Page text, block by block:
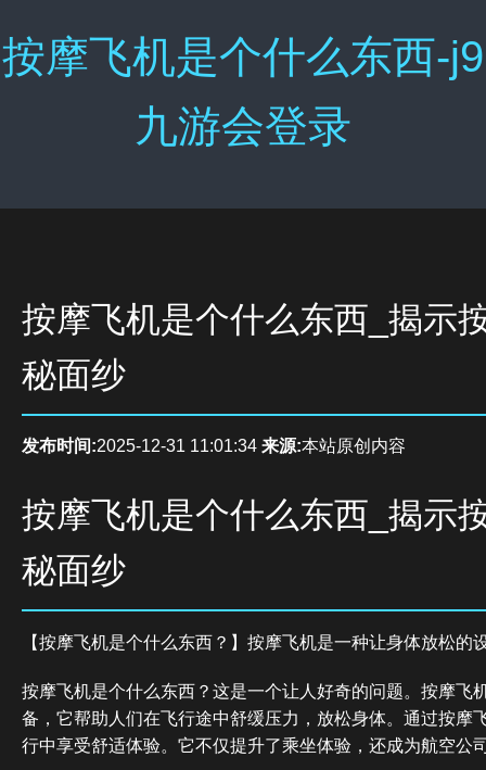
按摩飞机是个什么东西-j9
九游会登录
按摩飞机是个什么东西_揭示
秘面纱
发布时间:2025-12-31 11:01:34 来源:本站原创内容
按摩飞机是个什么东西_揭示
秘面纱
【按摩飞机是个什么东西？】按摩飞机是一种让身体放松的
按摩飞机是个什么东西？这是一个让人好奇的问题。按摩飞
备，它帮助人们在飞行途中舒缓压力，放松身体。通过按摩
行中享受舒适体验。它不仅提升了乘坐体验，还成为航空公